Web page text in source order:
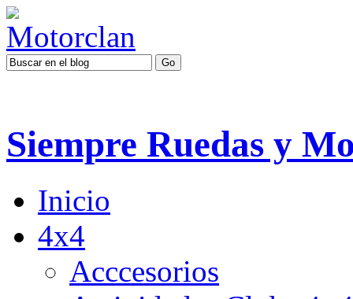
Siempre Ruedas y
Inicio
4x4
Acccesorios